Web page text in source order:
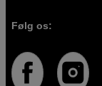
Følg os: